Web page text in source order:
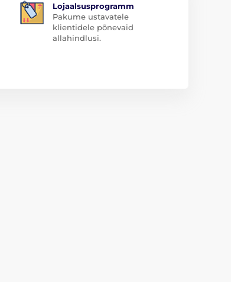
Lojaalsusprogramm
Pakume ustavatele
klientidele põnevaid
allahindlusi.